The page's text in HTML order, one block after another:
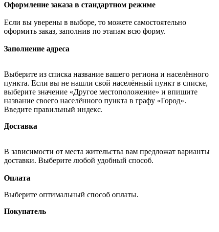
Оформление заказа в стандартном режиме
Если вы уверены в выборе, то можете самостоятельно
оформить заказ, заполнив по этапам всю форму.
Заполнение адреса
Выберите из списка название вашего региона и населённого
пункта. Если вы не нашли свой населённый пункт в списке,
выберите значение «Другое местоположение» и впишите
название своего населённого пункта в графу «Город».
Введите правильный индекс.
Доставка
В зависимости от места жительства вам предложат варианты
доставки. Выберите любой удобный способ.
Оплата
Выберите оптимальный способ оплаты.
Покупатель